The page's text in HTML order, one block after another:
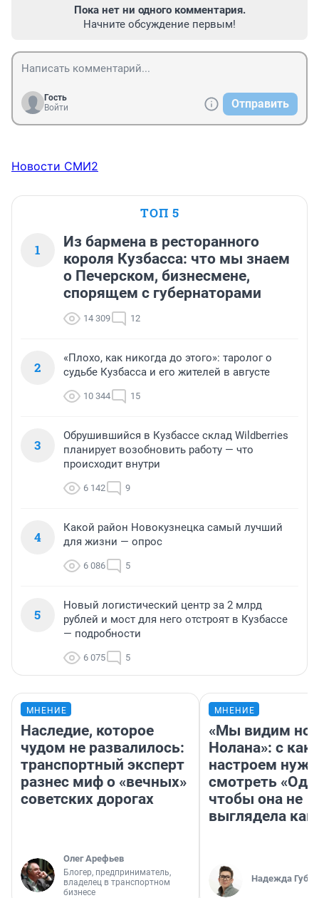
Пока нет ни одного комментария.
Начните обсуждение первым!
Гость
Войти
Отправить
Новости СМИ2
ТОП 5
1
Из бармена в ресторанного
короля Кузбасса: что мы знаем
о Печерском, бизнесмене,
спорящем с губернаторами
14 309 12
2
«Плохо, как никогда до этого»: таролог о
судьбе Кузбасса и его жителей в августе
10 344 15
3
Обрушившийся в Кузбассе склад Wildberries
планирует возобновить работу — что
происходит внутри
6 142 9
4
Какой район Новокузнецка самый лучший
для жизни — опрос
6 086 5
5
Новый логистический центр за 2 млрд
рублей и мост для него отстроят в Кузбассе
— подробности
6 075 5
МНЕНИЕ
Наследие, которое
чудом не развалилось:
транспортный эксперт
разнес миф о «вечных»
советских дорогах
Олег Арефьев
Блогер, предприниматель,
владелец в транспортном
бизнесе
МНЕНИЕ
«Мы видим
Нолана»: с
настроем
смотреть
чтобы она не
выглядела как
Надежда